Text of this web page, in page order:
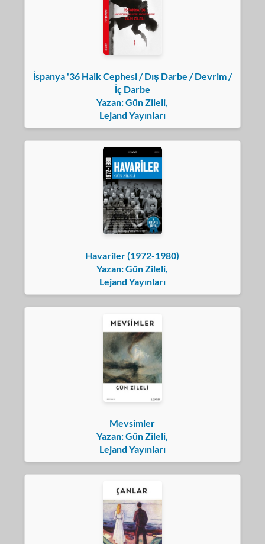
İspanya '36 Halk Cephesi / Dış Darbe / Devrim /
İç Darbe
Yazan: Gün Zileli,
Lejand Yayınları
Havariler (1972-1980)
Yazan: Gün Zileli,
Lejand Yayınları
Mevsimler
Yazan: Gün Zileli,
Lejand Yayınları